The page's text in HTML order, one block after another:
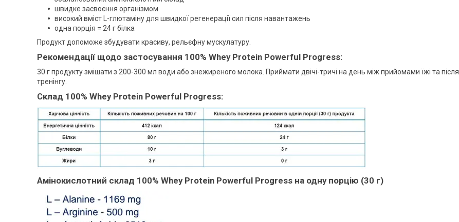
швидке засвоєння організмом
високий вміст L-глютаміну для швидкої регенерації сил після навантажень
одна порція = 24 г білка
Продукт допоможе збудувати красиву, рельєфну мускулатуру.
Рекомендації щодо застосування 100% Whey Protein Powerful Progress:
30 г продукту змішати з 200-300 мл води або знежиреного молока. Приймати двічі-тричі на день між прийомами їжі та після
тренінгу.
Склад 100% Whey Protein Powerful Progress:
Амінокислотний склад 100% Whey Protein Powerful Progress на одну порцію (30 г)